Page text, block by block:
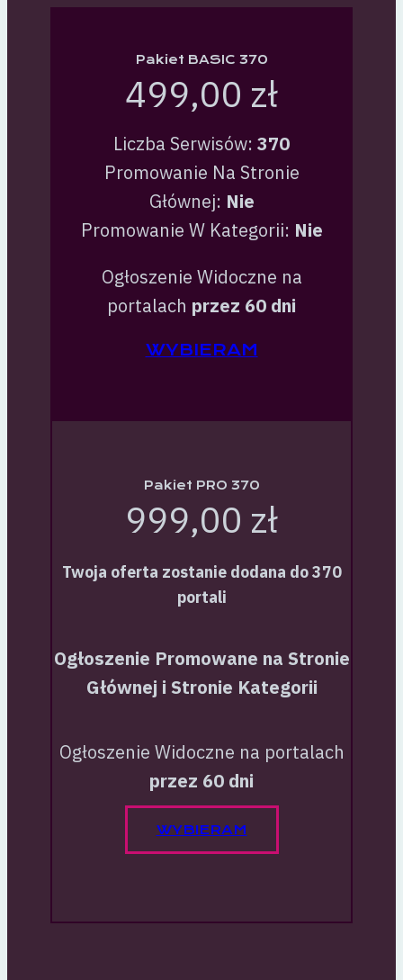
Pakiet BASIC 370
499,00 zł
Liczba Serwisów: 370
Promowanie Na Stronie
Głównej: Nie
Promowanie W Kategorii: Nie
Ogłoszenie Widoczne na
portalach przez 60 dni
WYBIERAM
Pakiet PRO 370
999,00 zł
Twoja oferta zostanie dodana do 370
portali
Ogłoszenie Promowane na Stronie
Głównej i Stronie Kategorii
Ogłoszenie Widoczne na portalach
przez 60 dni
WYBIERAM